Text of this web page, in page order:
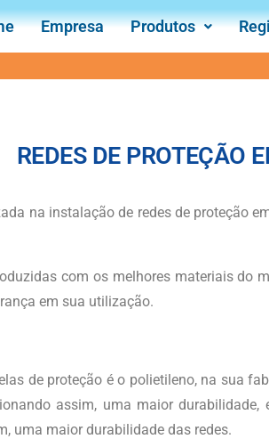
Empresa Produtos
REDES DE PROTEÇÃO
na instalação de redes de proteção
com os melhores materiais do
em sua utilização.
de proteção é o polietileno, na sua
assim, uma maior
uma maior durabilidade das redes.